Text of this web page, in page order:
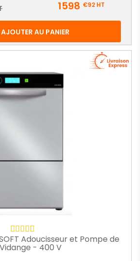
1598 €92 HT
AJOUTER AU PANIER
Adoucisseur et Pompe de
Vidange - 400 V